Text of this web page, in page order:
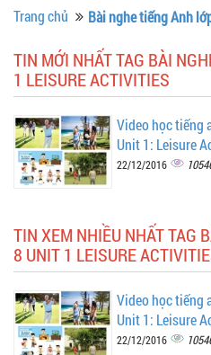
Trang chủ Bài nghe tiếng Anh
TIN MỚI NHẤT TAG BÀI
1 LEISURE ACTIVITIES
Video học tiếng
Unit 1: Leisure
22/12/2016
TIN XEM NHIỀU NHẤT TAG
8 UNIT 1 LEISURE
Video học tiếng
Unit 1: Leisure
22/12/2016